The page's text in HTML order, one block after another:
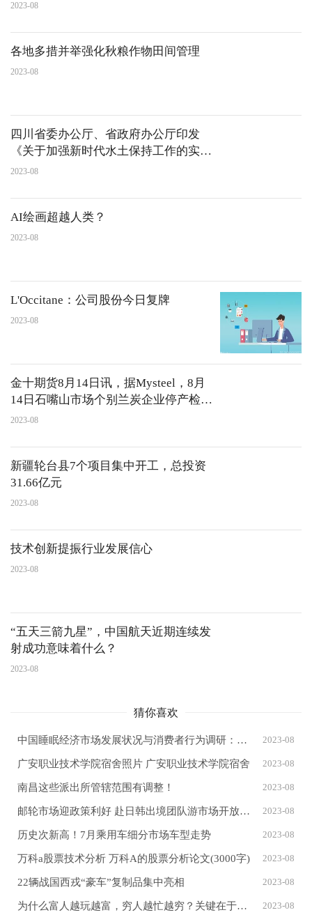
2023-08
各地多措并举强化秋粮作物田间管理
2023-08
四川省委办公厅、省政府办公厅印发
《关于加强新时代水土保持工作的实施
方案》
2023-08
AI绘画超越人类？
2023-08
L'Occitane：公司股份今日复牌
2023-08
金十期货8月14日讯，据Mysteel，8月
14日石嘴山市场个别兰炭企业停产检
修，部分企业兰炭价格暂稳运行，现大
吨，小料价格1020元/吨，焦面价格820
元/吨，均出厂价现金含税
2023-08
新疆轮台县7个项目集中开工，总投资
31.66亿元
2023-08
技术创新提振行业发展信心
2023-08
“五天三箭九星”，中国航天近期连续发
射成功意味着什么？
2023-08
猜你喜欢
中国睡眠经济市场发展状况与消费者行为调研：63.2%的人考虑且会购买助眠产品 2023-08
广安职业技术学院宿舍照片 广安职业技术学院宿舍 2023-08
南昌这些派出所管辖范围有调整！ 2023-08
邮轮市场迎政策利好 赴日韩出境团队游市场开放提振复苏信心 2023-08
历史次新高！7月乘用车细分市场车型走势 2023-08
万科a股票技术分析 万科A的股票分析论文(3000字) 2023-08
22辆战国西戎“豪车”复制品集中亮相 2023-08
为什么富人越玩越富，穷人越忙越穷？关键在于五个字 2023-08